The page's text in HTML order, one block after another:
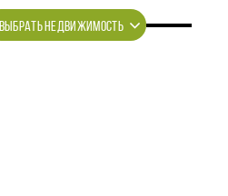
ВЫБРАТЬ НЕДВИЖИМОСТЬ